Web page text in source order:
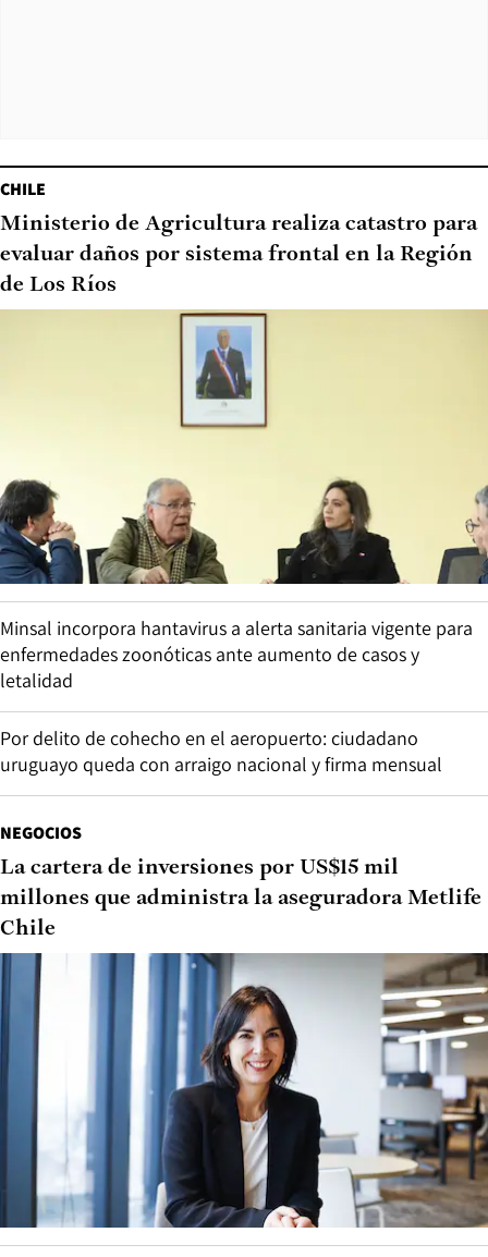
CHILE
Ministerio de Agricultura realiza catastro para
evaluar daños por sistema frontal en la Región
de Los Ríos
Minsal incorpora hantavirus a alerta sanitaria vigente para
enfermedades zoonóticas ante aumento de casos y
letalidad
Por delito de cohecho en el aeropuerto: ciudadano
uruguayo queda con arraigo nacional y firma mensual
NEGOCIOS
La cartera de inversiones por US$15 mil
millones que administra la aseguradora Metlife
Chile